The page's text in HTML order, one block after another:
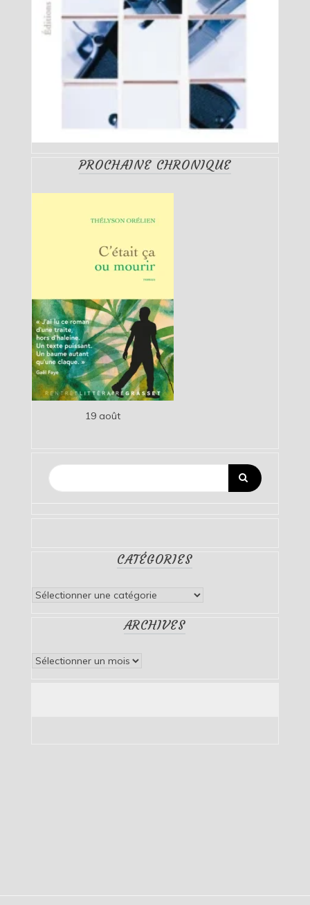
PROCHAINE CHRONIQUE
19 août
CATÉGORIES
Catégories
ARCHIVES
Archives